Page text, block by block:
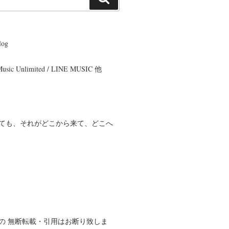
索
Unlimited / LINE MUSIC 他
も、それがどこから来て、どこへ
無断転載・引用はお断り致しま